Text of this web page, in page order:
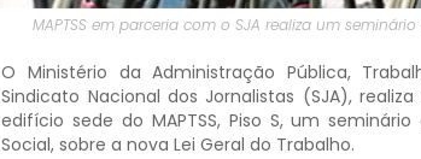
MAPTSS em parceria com o SJA realiza um
O Ministério da Administração Pública,
Sindicato Nacional dos Jornalistas (SJA),
edifício sede do MAPTSS, Piso S, um
Social, sobre a nova Lei Geral do Trabalho.